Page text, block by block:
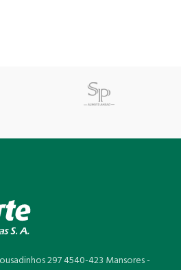
297 4540-423 Mansores -